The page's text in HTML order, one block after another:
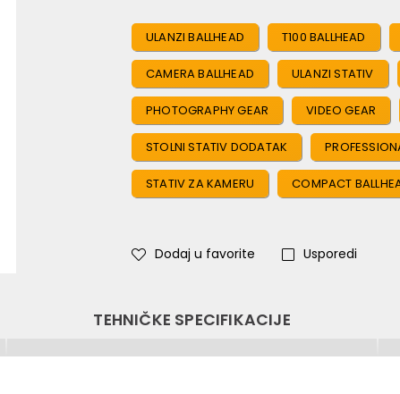
ULANZI BALLHEAD T100 BALLHEAD
CAMERA BALLHEAD ULANZI STATIV
PHOTOGRAPHY GEAR VIDEO GEAR
STOLNI STATIV DODATAK
STATIV ZA KAMERU COMPACT
Dodaj u favorite Usporedi
TEHNIČKE SPECIFIKACIJE